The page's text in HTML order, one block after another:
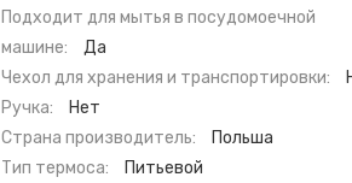
Подходит для мытья в посудомоечной
машине:
Да
Чехол для хранения и транспортировки:
Ручка:
Нет
Страна производитель:
Польша
Тип термоса:
Питьевой